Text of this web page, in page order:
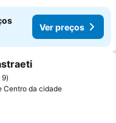
Ver preços
aos favoritos
9
Centro da cidade